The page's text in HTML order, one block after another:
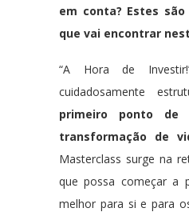
em conta? Estes
que vai encontrar
“A Hora de
cuidadosamente
primeiro ponto de
transformação de
Masterclass surge na
que possa começar a
melhor para si e para